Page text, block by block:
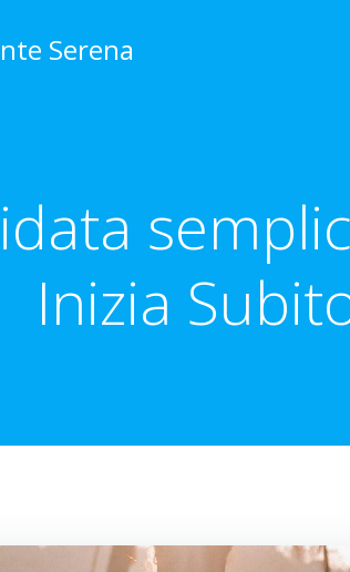
Serena
Inizia